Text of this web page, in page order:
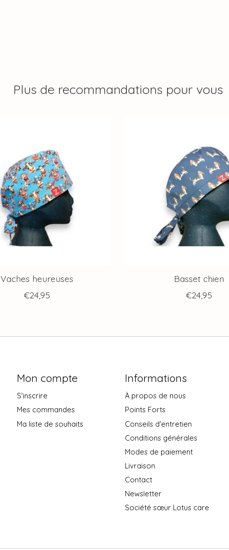
Plus de recommandations pour vous
Vaches heureuses
€24,95
Basset chien
€24,95
Mon compte
S'inscrire
Mes commandes
Ma liste de souhaits
Informations
À propos de nous
Points Forts
Conseils d'entretien
Conditions générales
Modes de paiement
Livraison
Contact
Newsletter
Société sœur Lotus care